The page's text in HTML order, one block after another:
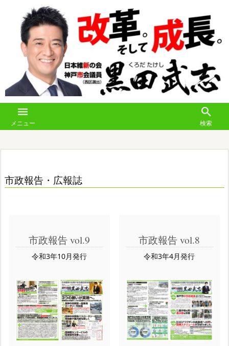

メニュー

検索
市政報告・広報誌
市政報告 vol.9
令和3年10月発行
市政報告 vol.8
令和3年4月発行